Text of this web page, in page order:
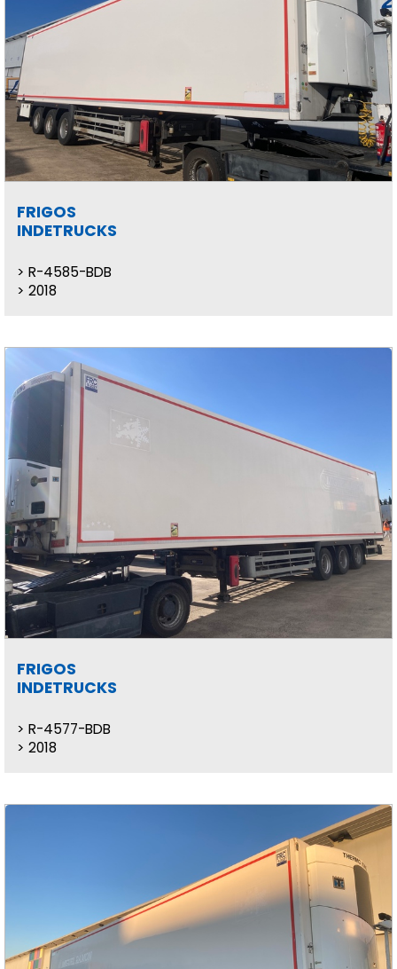
FRIGOS
INDETRUCKS
R-4585-BDB
2018
FRIGOS
INDETRUCKS
R-4577-BDB
2018